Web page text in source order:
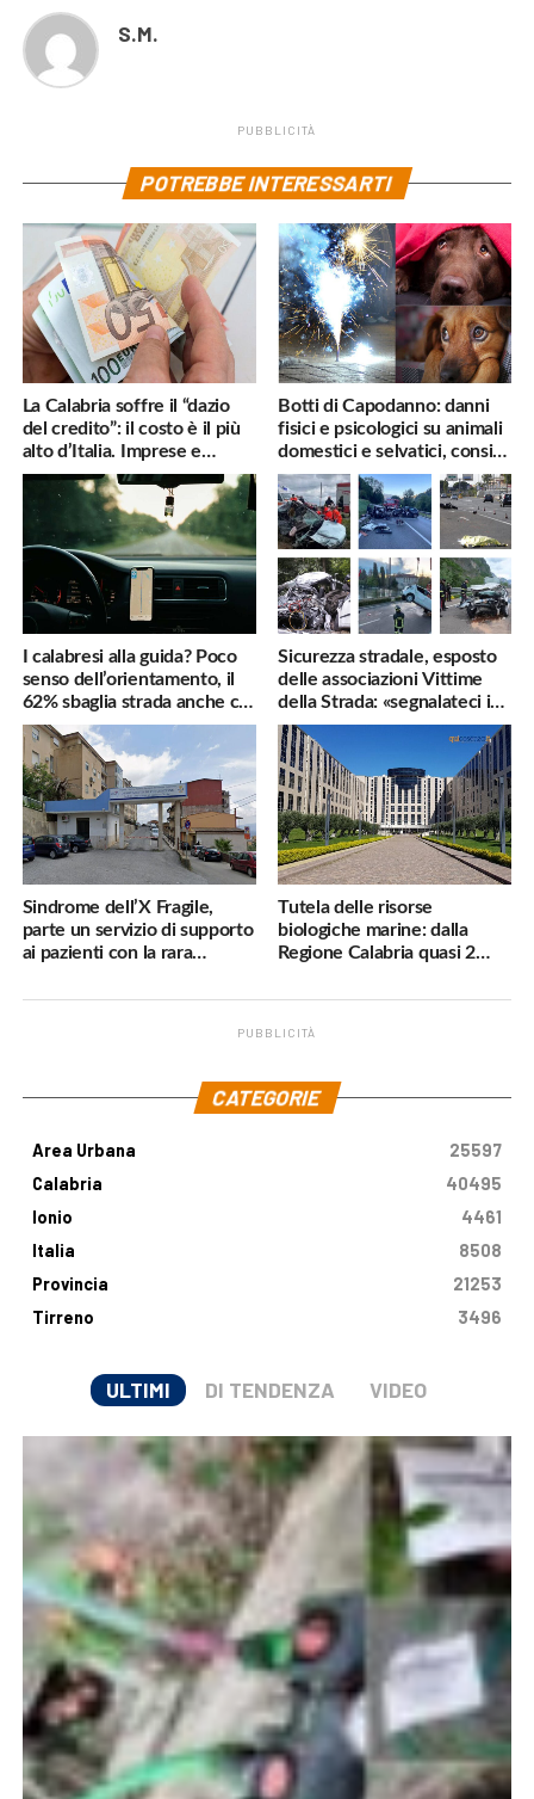
S.M.
PUBBLICITÀ
POTREBBE INTERESSARTI
La Calabria soffre il “dazio
del credito”: il costo è il più
alto d’Italia. Imprese e
famiglie penalizzate
Botti di Capodanno: danni
fisici e psicologici su animali
domestici e selvatici, consigli
utili
I calabresi alla guida? Poco
senso dell’orientamento, il
62% sbaglia strada anche col
navigatore
Sicurezza stradale, esposto
delle associazioni Vittime
della Strada: «segnalateci i
pericoli, interverremo
subito»
Sindrome dell’X Fragile,
parte un servizio di supporto
ai pazienti con la rara
Tutela delle risorse
biologiche marine: dalla
Regione Calabria quasi 2
PUBBLICITÀ
CATEGORIE
Area Urbana
25597
Calabria
40495
Ionio
4461
Italia
8508
Provincia
21253
Tirreno
3496
ULTIMI DI TENDENZA VIDEO